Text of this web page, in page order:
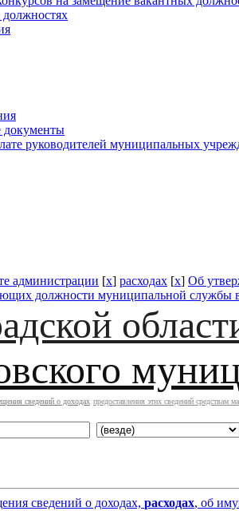
документы
руководителей муниципальных
администрации [x] расходах [x] Об
должности муниципальной службы
сведений о доходах предоставления этих сведений средствам
сведений о доходах, расходах, об